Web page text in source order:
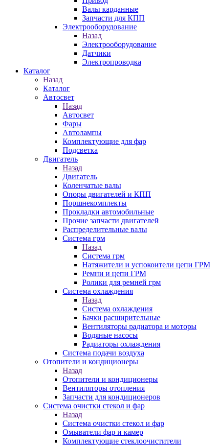
Валы карданные
Запчасти для КПП
Электрооборудование
Назад
Электрооборудование
Датчики
Электропроводка
Каталог
Назад
Каталог
Автосвет
Назад
Автосвет
Фары
Автолампы
Комплектующие для фар
Подсветка
Двигатель
Назад
Двигатель
Коленчатые валы
Опоры двигателей и КПП
Поршнекомплекты
Прокладки автомобильные
Прочие запчасти двигателей
Распределительные валы
Система грм
Назад
Система грм
Натяжители и успокоители цепи ГРМ
Ремни и цепи ГРМ
Ролики для ремней грм
Система охлаждения
Назад
Система охлаждения
Бачки расширительные
Вентиляторы радиатора и моторы
Водяные насосы
Радиаторы охлаждения
Система подачи воздуха
Отопители и кондиционеры
Назад
Отопители и кондиционеры
Вентиляторы отопления
Запчасти для кондиционеров
Система очистки стекол и фар
Назад
Система очистки стекол и фар
Омыватели фар и камер
Комплектующие стеклоочистители